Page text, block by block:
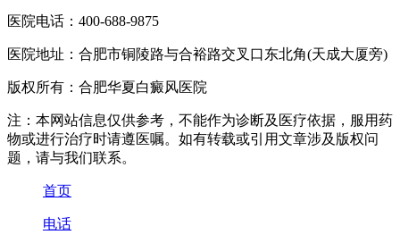
医院电话：400-688-9875
医院地址：合肥市铜陵路与合裕路交叉口东北角(天成大厦旁)
版权所有：合肥华夏白癜风医院
注：本网站信息仅供参考，不能作为诊断及医疗依据，服用药
物或进行治疗时请遵医嘱。如有转载或引用文章涉及版权问
题，请与我们联系。
首页
电话